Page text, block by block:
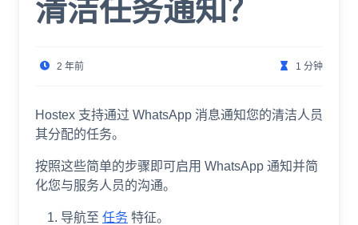
清洁任务通知？
2 年前 1 分钟
Hostex 支持通过 WhatsApp 消息通知您的清洁人员
其分配的任务。
按照这些简单的步骤即可启用 WhatsApp 通知并简
化您与服务人员的沟通。
导航至 任务 特征。